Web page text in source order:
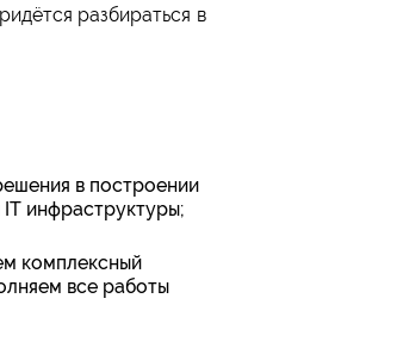
разбираться в
в построении
инфраструктуры;
комплексный
все работы